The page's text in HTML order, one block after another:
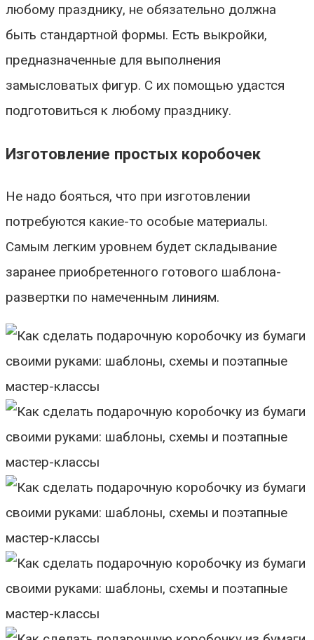
любому празднику, не обязательно должна
быть стандартной формы. Есть выкройки,
предназначенные для выполнения
замысловатых фигур. С их помощью удастся
подготовиться к любому празднику.
Изготовление простых коробочек
Не надо бояться, что при изготовлении
потребуются какие-то особые материалы.
Самым легким уровнем будет складывание
заранее приобретенного готового шаблона-
развертки по намеченным линиям.